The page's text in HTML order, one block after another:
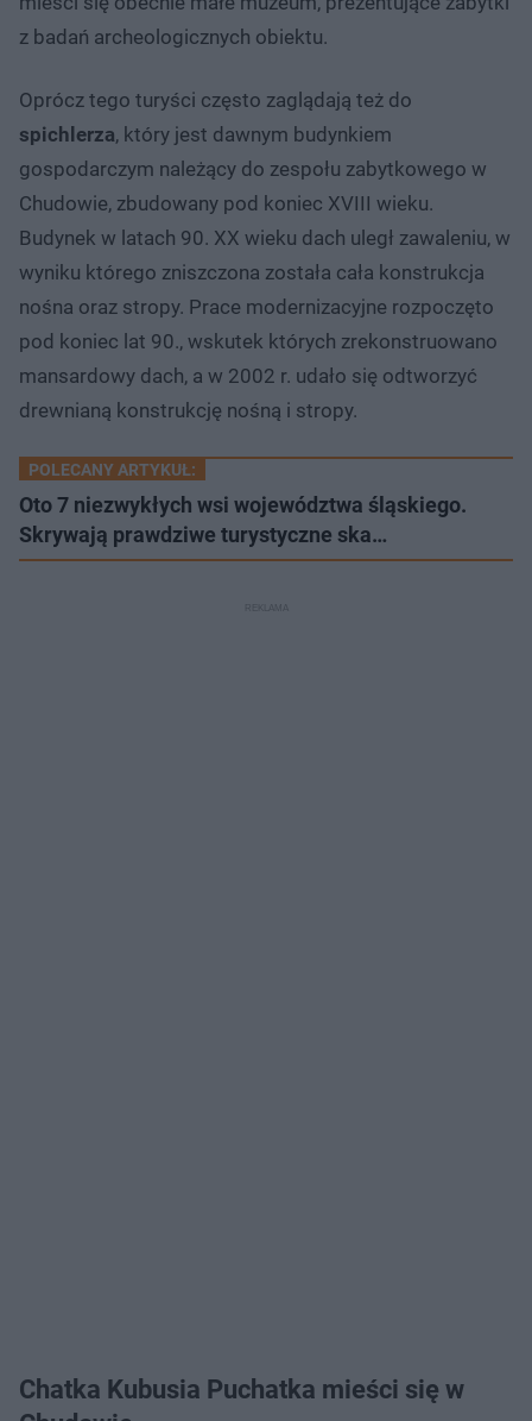
z badań archeologicznych obiektu.
Oprócz tego turyści często zaglądają też do
spichlerza, który jest dawnym budynkiem
gospodarczym należący do zespołu zabytkowego w
Chudowie, zbudowany pod koniec XVIII wieku.
Budynek w latach 90. XX wieku dach uległ zawaleniu, w
wyniku którego zniszczona została cała konstrukcja
nośna oraz stropy. Prace modernizacyjne rozpoczęto
pod koniec lat 90., wskutek których zrekonstruowano
mansardowy dach, a w 2002 r. udało się odtworzyć
drewnianą konstrukcję nośną i stropy.
POLECANY ARTYKUŁ:
Oto 7 niezwykłych wsi województwa śląskiego.
Skrywają prawdziwe turystyczne ska…
Chatka Kubusia Puchatka mieści się w